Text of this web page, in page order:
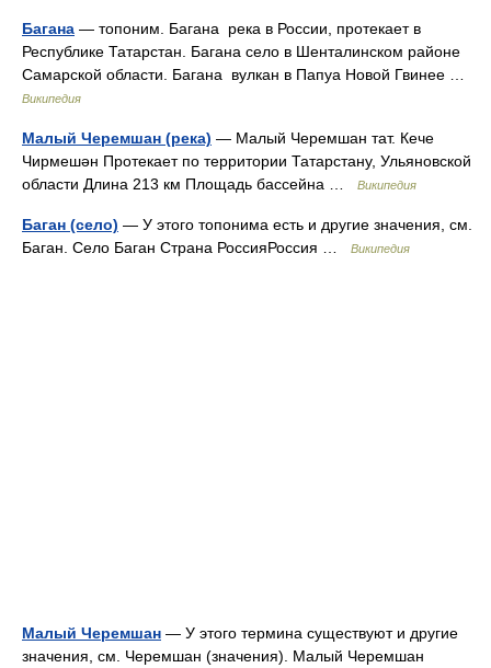
Багана — топоним. Багана река в России, протекает в
Республике Татарстан. Багана село в Шенталинском районе
Самарской области. Багана вулкан в Папуа Новой Гвинее …
Википедия
Малый Черемшан (река) — Малый Черемшан тат. Кече
Чирмешән Протекает по территории Татарстану, Ульяновской
области Длина 213 км Площадь бассейна …
Википедия
Баган (село) — У этого топонима есть и другие значения, см.
Баган. Село Баган Страна РоссияРоссия …
Википедия
Малый Черемшан — У этого термина существуют и другие
значения, см. Черемшан (значения). Малый Черемшан